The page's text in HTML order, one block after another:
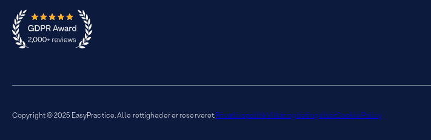
Copyright © 2025 EasyPractice. Alle rettigheder er reserveret.PrivatlivspolitikVilkår og betingelserCookie Policy